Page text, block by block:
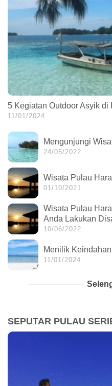
5 Kegiatan Outdoor Asyik di
11/01/2024
Mengunjungi
24/05/2022
Wisata Pulau
01/10/2021
Wisata Pulau
Anda Lakukan
10/06/2022
Menilik
11/01/2024
SEPUTAR PULAU